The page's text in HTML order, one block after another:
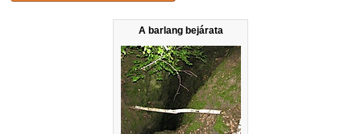
A barlang bejárata